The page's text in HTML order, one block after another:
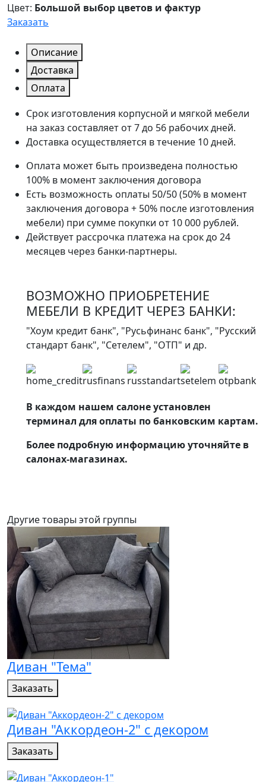
Цвет: Большой выбор цветов и фактур
Заказать
Описание
Доставка
Оплата
Срок изготовления корпусной и мягкой мебели
на заказ составляет от 7 до 56 рабочих дней.
Доставка осуществляется в течение 10 дней.
Оплата может быть произведена полностью
100% в момент заключения договора
Есть возможность оплаты 50/50 (50% в момент
заключения договора + 50% после изготовления
мебели) при сумме покупки от 10 000 рублей.
Действует рассрочка платежа на срок до 24
месяцев через банки-партнеры.
ВОЗМОЖНО ПРИОБРЕТЕНИЕ
МЕБЕЛИ В КРЕДИТ ЧЕРЕЗ БАНКИ:
"Хоум кредит банк", "Русьфинанс банк", "Русский
стандарт банк", "Сетелем", "ОТП" и др.
В каждом нашем салоне установлен
терминал для оплаты по банковским картам.
Более подробную информацию уточняйте в
салонах-магазинах.
Другие товары этой группы
Диван "Тема"
Заказать
Диван "Аккордеон-2" с декором
Заказать